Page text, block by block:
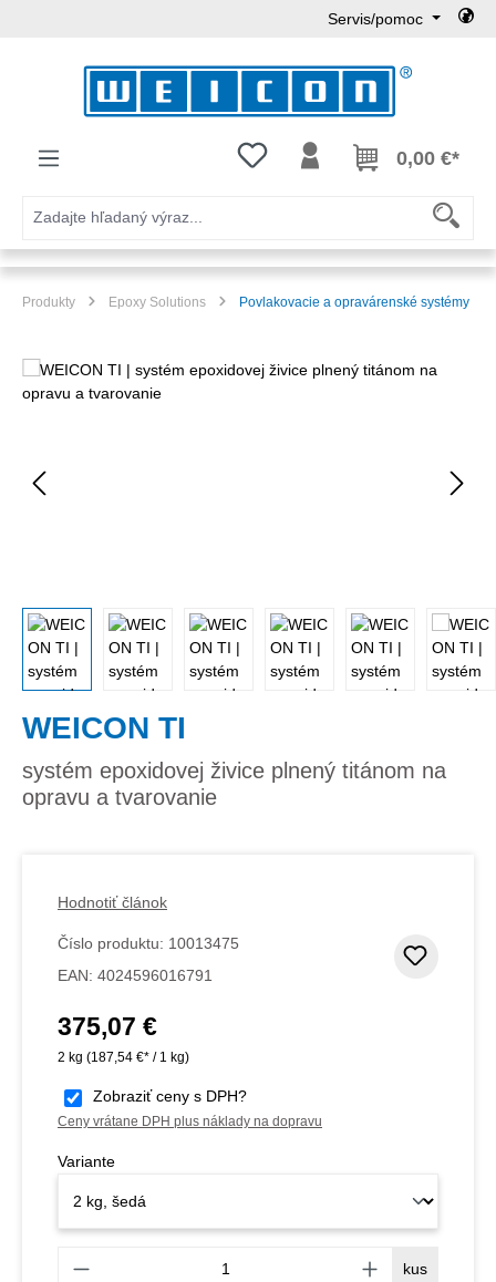
Servis/pomoc
Máte 0 položky zoznamu želaní
0,00 €*
Produkty Epoxy Solutions Povlakovacie a opravárenské systémy
Preskočiť galériu obrázkov
WEICON TI
systém epoxidovej živice plnený titánom na
opravu a tvarovanie
Hodnotiť článok
Číslo produktu: 10013475
EAN: 4024596016791
Bežná cena:
375,07 €
2 kg (187,54 €* / 1 kg)
Zobraziť ceny s DPH?
Ceny vrátane DPH plus náklady na dopravu
Variante
kus